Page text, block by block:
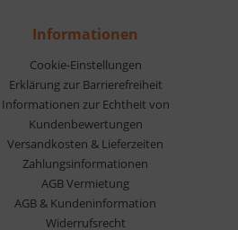
Informationen
Cookie-Einstellungen
Erklärung zur Barrierefreiheit
Informationen zur Echtheit von
Kundenbewertungen
Versandkosten & Lieferzeiten
Zahlungsinformationen
AGB Vermietung
AGB & Kundeninformation
Widerrufsrecht